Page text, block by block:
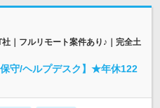
｜フルリモート案件あり♪｜完全土
守/ヘルプデスク】★年休122